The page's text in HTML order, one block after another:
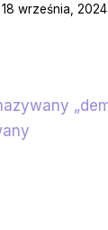
18 września, 2024